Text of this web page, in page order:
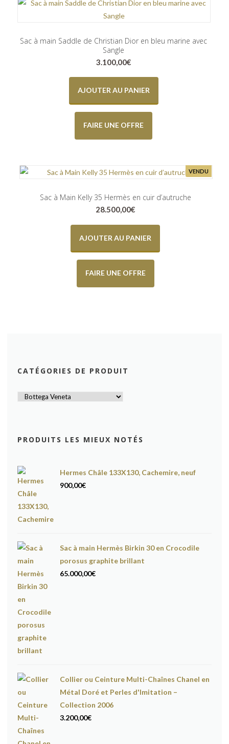
Sac à main Saddle de Christian Dior en bleu marine avec
Sangle
3.100,00€
AJOUTER AU PANIER
FAIRE UNE OFFRE
VENDU
Sac à Main Kelly 35 Hermès en cuir d’autruche
28.500,00€
AJOUTER AU PANIER
FAIRE UNE OFFRE
CATÉGORIES DE PRODUIT
PRODUITS LES MIEUX NOTÉS
Hermes Châle 133X130, Cachemire, neuf
900,00€
Sac à main Hermès Birkin 30 en Crocodile
porosus graphite brillant
65.000,00€
Collier ou Ceinture Multi-Chaînes Chanel en
Métal Doré et Perles d'Imitation –
Collection 2006
3.200,00€